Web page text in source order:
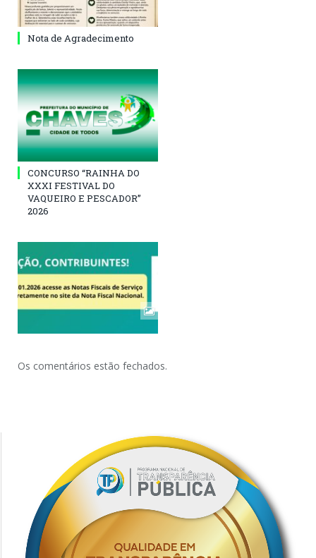
Nota de Agradecimento
CONCURSO “RAINHA DO
XXXI FESTIVAL DO
VAQUEIRO E PESCADOR”
2026
Os comentários estão fechados.